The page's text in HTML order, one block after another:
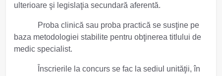
ulterioare şi legislaţia secundară aferentă.
Proba clinică sau proba practică se susţine pe
baza metodologiei stabilite pentru obţinerea titlului de
medic specialist.
Înscrierile la concurs se fac la sediul unităţii, în